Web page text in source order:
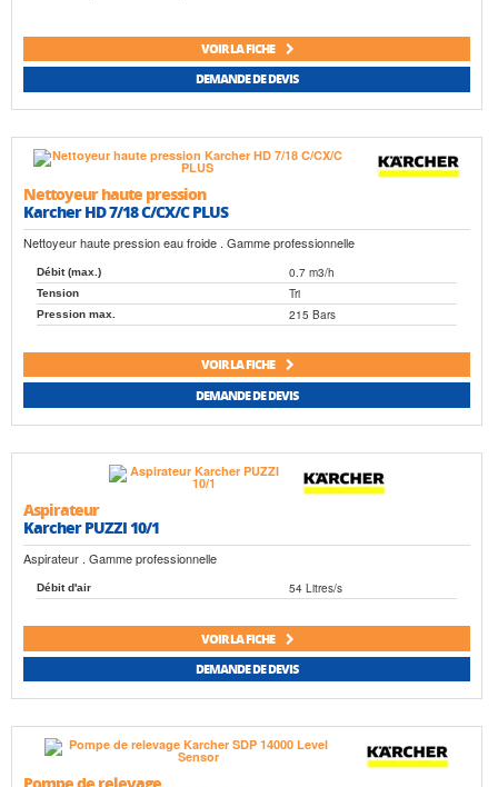
VOIR LA FICHE
DEMANDE DE DEVIS
Nettoyeur haute pression
Karcher HD 7/18 C/CX/C PLUS
Nettoyeur haute pression eau froide . Gamme professionnelle
Débit (max.) 0.7 m3/h
Tension Tri
Pression max. 215 Bars
VOIR LA FICHE
DEMANDE DE DEVIS
Aspirateur
Karcher PUZZI 10/1
Aspirateur . Gamme professionnelle
Débit d'air 54 Litres/s
VOIR LA FICHE
DEMANDE DE DEVIS